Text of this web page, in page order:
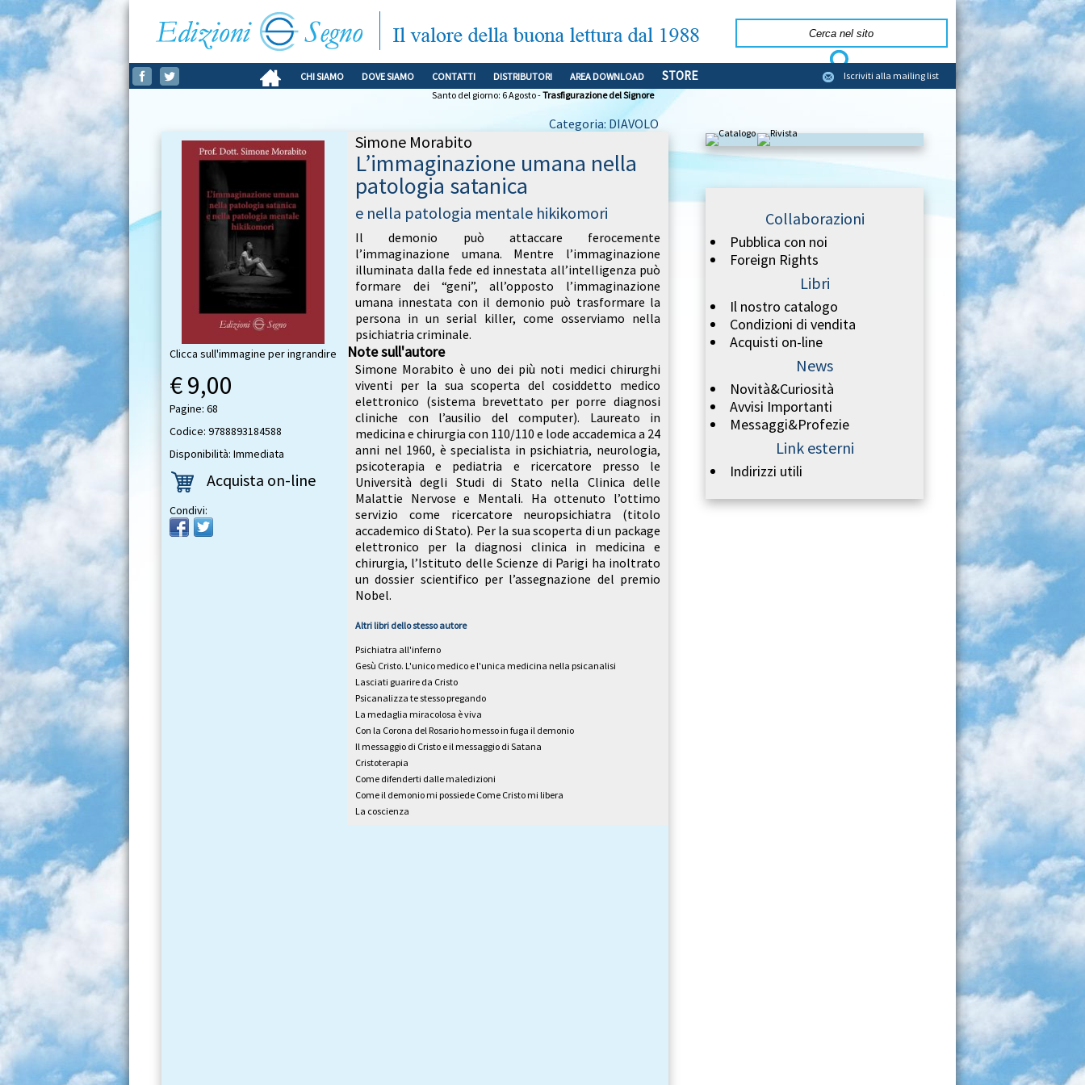
CHI SIAMO DOVE SIAMO CONTATTI DISTRIBUTORI AREA DOWNLOAD STORE
Iscriviti alla mailing list
Santo del giorno: 6 Agosto -Trasfigurazione del Signore
Categoria: DIAVOLO
Simone Morabito
L’immaginazione umana nella
patologia satanica
e nella patologia mentale hikikomori
Il demonio può attaccare ferocemente
l’immaginazione umana. Mentre l’immaginazione
illuminata dalla fede ed innestata all’intelligenza può
formare dei “geni”, all’opposto l’immaginazione
umana innestata con il demonio può trasformare la
persona in un serial killer, come osserviamo nella
psichiatria criminale.
Note sull'autore
Simone Morabito è uno dei più noti medici chirurghi
viventi per la sua scoperta del cosiddetto medico
elettronico (sistema brevettato per porre diagnosi
cliniche con l’ausilio del computer). Laureato in
medicina e chirurgia con 110/110 e lode accademica a 24
anni nel 1960, è specialista in psichiatria, neurologia,
psicoterapia e pediatria e ricercatore presso le
Università degli Studi di Stato nella Clinica delle
Malattie Nervose e Mentali. Ha ottenuto l’ottimo
servizio come ricercatore neuropsichiatra (titolo
accademico di Stato). Per la sua scoperta di un package
elettronico per la diagnosi clinica in medicina e
chirurgia, l’Istituto delle Scienze di Parigi ha inoltrato
un dossier scientifico per l’assegnazione del premio
Nobel.
Altri libri dello stesso autore
Psichiatra all'inferno
Gesù Cristo. L'unico medico e l'unica medicina nella psicanalisi
Lasciati guarire da Cristo
Psicanalizza te stesso pregando
La medaglia miracolosa è viva
Con la Corona del Rosario ho messo in fuga il demonio
Il messaggio di Cristo e il messaggio di Satana
Cristoterapia
Come difenderti dalle maledizioni
Come il demonio mi possiede Come Cristo mi libera
La coscienza
Clicca sull'immagine per ingrandire
€ 9,00
Pagine: 68
Codice: 9788893184588
Disponibilità: Immediata
Acquista on-line
Condivi:
Collaborazioni
Pubblica con noi
Foreign Rights
Libri
Il nostro catalogo
Condizioni di vendita
Acquisti on-line
News
Novità&Curiosità
Avvisi Importanti
Messaggi&Profezie
Link esterni
Indirizzi utili